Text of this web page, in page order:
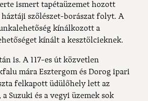
ismert tapétaüzemet hozott
szőlészet-borászat folyt. A
kínálkozott a
kínált a kesztölcieknek.
is. A 117-es út közvetlen
mára Esztergom és Dorog ipari
felkapott üdülőhely lett az
Suzuki és a vegyi üzemek sok